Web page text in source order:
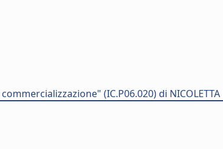
(IC.P06.020) di NICOLETTA